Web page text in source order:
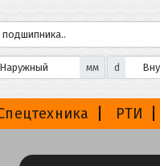
мм d
РТИ